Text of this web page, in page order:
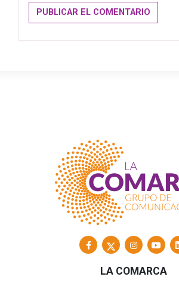
LA COMARCA